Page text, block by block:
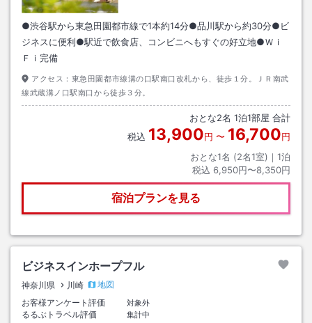
●渋谷駅から東急田園都市線で1本約14分●品川駅から約30分●ビ
ジネスに便利●駅近で飲食店、コンビニへもすぐの好立地●Ｗｉ
Ｆｉ完備
アクセス： 東急田園都市線溝の口駅南口改札から、徒歩１分。ＪＲ南武
線武蔵溝ノ口駅南口から徒歩３分。
おとな2名 1泊1部屋 合計
税込 13,900円 〜 16,700円
おとな1名 (2名1室)｜ 1泊
税込 6,950円〜8,350円
宿泊プランを見る
ビジネスインホープフル
神奈川県 川崎
地図
お客様アンケート評価
対象外
るるぶトラベル評価
集計中